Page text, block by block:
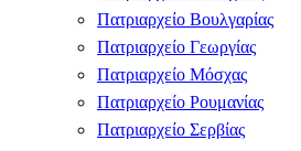
Πατριαρχείο Βουλγαρίας
Πατριαρχείο Γεωργίας
Πατριαρχείο Μόσχας
Πατριαρχείο Ρουμανίας
Πατριαρχείο Σερβίας